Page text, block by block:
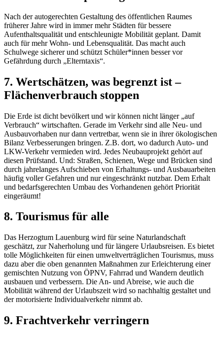
Nach der autogerechten Gestaltung des öffentlichen Raumes
früherer Jahre wird in immer mehr Städten für bessere
Aufenthaltsqualität und entschleunigte Mobilität geplant. Damit
auch für mehr Wohn- und Lebensqualität. Das macht auch
Schulwege sicherer und schützt Schüler*innen besser vor
Gefährdung durch „Elterntaxis“.
7. Wertschätzen, was begrenzt ist –
Flächenverbrauch stoppen
Die Erde ist dicht bevölkert und wir können nicht länger „auf
Verbrauch“ wirtschaften. Gerade im Verkehr sind alle Neu- und
Ausbauvorhaben nur dann vertretbar, wenn sie in ihrer ökologischen
Bilanz Verbesserungen bringen. Z.B. dort, wo dadurch Auto- und
LKW-Verkehr vermieden wird. Jedes Neubauprojekt gehört auf
diesen Prüfstand. Und: Straßen, Schienen, Wege und Brücken sind
durch jahrelanges Aufschieben von Erhaltungs- und Ausbauarbeiten
häufig voller Gefahren und nur eingeschränkt nutzbar. Dem Erhalt
und bedarfsgerechten Umbau des Vorhandenen gehört Priorität
eingeräumt!
8. Tourismus für alle
Das Herzogtum Lauenburg wird für seine Naturlandschaft
geschätzt, zur Naherholung und für längere Urlaubsreisen. Es bietet
tolle Möglichkeiten für einen umweltverträglichen Tourismus, muss
dazu aber die oben genannten Maßnahmen zur Erleichterung einer
gemischten Nutzung von ÖPNV, Fahrrad und Wandern deutlich
ausbauen und verbessern. Die An- und Abreise, wie auch die
Mobilität während der Urlaubszeit wird so nachhaltig gestaltet und
der motorisierte Individualverkehr nimmt ab.
9. Frachtverkehr verringern